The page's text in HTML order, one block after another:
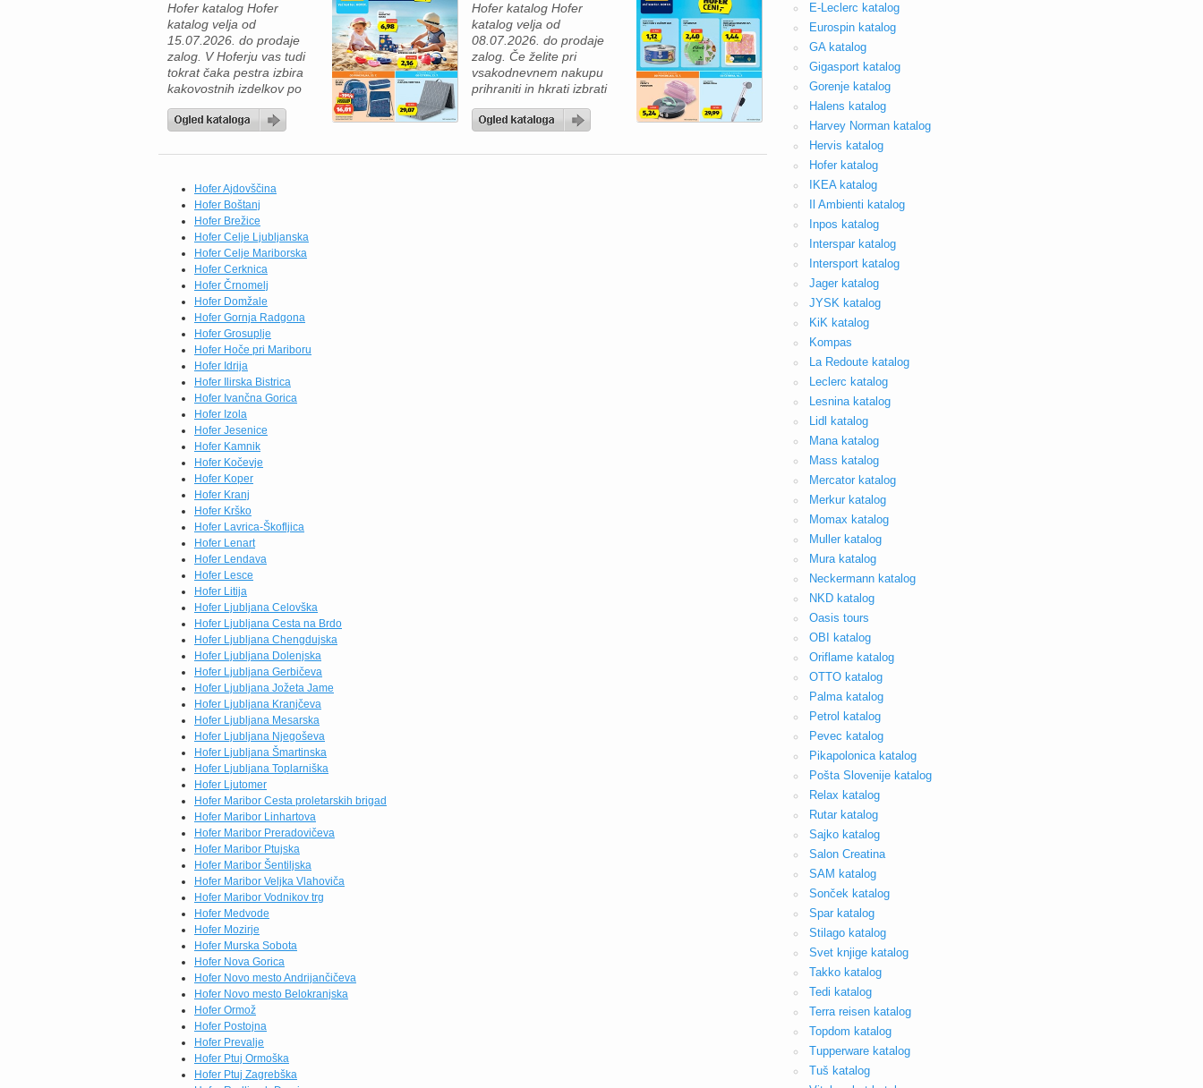
dobrote, mlečni izdelki ter
številni vsakodnevni izdelki
po trajno znižanih […]
novimi, še nižjimi rednimi
cenami. Tako lahko
prihranite pri vsakem
nakupu, ne da […]
Hofer katalog Hofer
katalog velja od
15.07.2026. do prodaje
zalog. V Hoferju vas tudi
tokrat čaka pestra izbira
kakovostnih izdelkov po
zdaj pravi trenutek, da
zamrzovalnik. Če radi
domače obroke, vas bodo
navdušili brokoli All
Seasons (750 g) po novi
redni ceni 1,84 €,
testenine […]
Hofer katalog Hofer
katalog velja od
08.07.2026. do prodaje
zalog. Če želite pri
vsakodnevnem nakupu
prihraniti in hkrati izbrati
aktualni Hofer katalog
ponudbi vas čakajo živila
Hofer Ajdovščina
Hofer Boštanj
Hofer Brežice
Hofer Celje Ljubljanska
Hofer Celje Mariborska
Hofer Cerknica
Hofer Črnomelj
Hofer Domžale
Hofer Gornja Radgona
Hofer Grosuplje
Hofer Hoče pri Mariboru
Hofer Idrija
Hofer Ilirska Bistrica
Hofer Ivančna Gorica
Hofer Izola
Hofer Jesenice
Hofer Kamnik
Hofer Kočevje
Hofer Koper
Hofer Kranj
Hofer Krško
Hofer Lavrica-Škofljica
Hofer Lenart
Hofer Lendava
Hofer Lesce
Hofer Litija
Hofer Ljubljana Celovška
Hofer Ljubljana Cesta na Brdo
Hofer Ljubljana Chengdujska
Hofer Ljubljana Dolenjska
Hofer Ljubljana Gerbičeva
Hofer Ljubljana Jožeta Jame
Hofer Ljubljana Kranjčeva
Hofer Ljubljana Mesarska
Hofer Ljubljana Njegoševa
Hofer Ljubljana Šmartinska
Hofer Ljubljana Toplarniška
Hofer Ljutomer
Hofer Maribor Cesta proletarskih brigad
Hofer Maribor Linhartova
Hofer Maribor Preradovičeva
Hofer Maribor Ptujska
Hofer Maribor Šentiljska
Hofer Maribor Veljka Vlahoviča
Hofer Maribor Vodnikov trg
Hofer Medvode
Hofer Mozirje
Hofer Murska Sobota
Hofer Nova Gorica
Hofer Novo mesto Andrijančičeva
Hofer Novo mesto Belokranjska
Hofer Ormož
Hofer Postojna
Hofer Prevalje
Hofer Ptuj Ormoška
Hofer Ptuj Zagrebška
E-Leclerc katalog
Eurospin katalog
GA katalog
Gigasport katalog
Gorenje katalog
Halens katalog
Harvey Norman katalog
Hervis katalog
Hofer katalog
IKEA katalog
Il Ambienti katalog
Inpos katalog
Interspar katalog
Intersport katalog
Jager katalog
JYSK katalog
KiK katalog
Kompas
La Redoute katalog
Leclerc katalog
Lesnina katalog
Lidl katalog
Mana katalog
Mass katalog
Mercator katalog
Merkur katalog
Momax katalog
Muller katalog
Mura katalog
Neckermann katalog
NKD katalog
Oasis tours
OBI katalog
Oriflame katalog
OTTO katalog
Palma katalog
Petrol katalog
Pevec katalog
Pikapolonica katalog
Pošta Slovenije katalog
Relax katalog
Rutar katalog
Sajko katalog
Salon Creatina
SAM katalog
Sonček katalog
Spar katalog
Stilago katalog
Svet knjige katalog
Takko katalog
Tedi katalog
Terra reisen katalog
Topdom katalog
Tupperware katalog
Tuš katalog